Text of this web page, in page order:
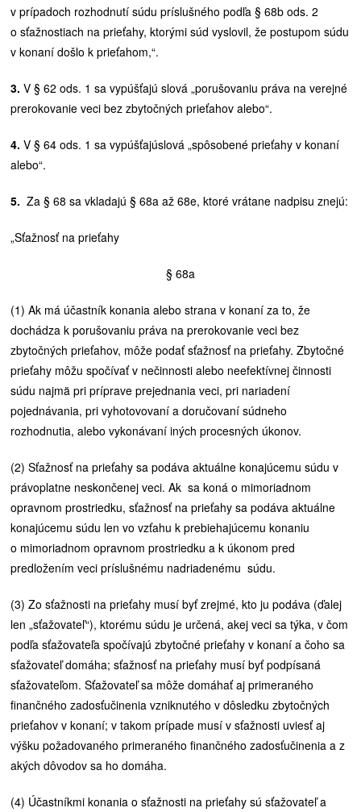
v prípadoch rozhodnutí súdu príslušného podľa § 68b ods. 2
o sťažnostiach na prieťahy, ktorými súd vyslovil, že postupom súdu
v konaní došlo k prieťahom,“.
3. V § 62 ods. 1 sa vypúšťajú slová „porušovaniu práva na verejné
prerokovanie veci bez zbytočných prieťahov alebo“.
4.V § 64 ods. 1 sa vypúšťajúslová „spôsobené prieťahy v konaní
alebo“.
5. Za § 68 sa vkladajú § 68a až 68e, ktoré vrátane nadpisu znejú:
„Sťažnosť na prieťahy
§ 68a
(1) Ak má účastník konania alebo strana v konaní za to, že
dochádza k porušovaniu práva na prerokovanie veci bez
zbytočných prieťahov, môže podať sťažnosť na prieťahy. Zbytočné
prieťahy môžu spočívať v nečinnosti alebo neefektívnej činnosti
súdu najmä pri príprave prejednania veci, pri nariadení
pojednávania, pri vyhotovovaní a doručovaní súdneho
rozhodnutia, alebo vykonávaní iných procesných úkonov.
(2) Sťažnosť na prieťahy sa podáva aktuálne konajúcemu súdu v
právoplatne neskončenej veci. Ak sa koná o mimoriadnom
opravnom prostriedku, sťažnosť na prieťahy sa podáva aktuálne
konajúcemu súdu len vo vzťahu k prebiehajúcemu konaniu
o mimoriadnom opravnom prostriedku a k úkonom pred
predložením veci príslušnému nadriadenému súdu.
(3) Zo sťažnosti na prieťahy musí byť zrejmé, kto ju podáva (ďalej
len „sťažovateľ“), ktorému súdu je určená, akej veci sa týka, v čom
podľa sťažovateľa spočívajú zbytočné prieťahy v konaní a čoho sa
sťažovateľ domáha; sťažnosť na prieťahy musí byť podpísaná
sťažovateľom. Sťažovateľ sa môže domáhať aj primeraného
finančného zadosťučinenia vzniknutého v dôsledku zbytočných
prieťahov v konaní; v takom prípade musí v sťažnosti uviesť aj
výšku požadovaného primeraného finančného zadosťučinenia a z
akých dôvodov sa ho domáha.
(4) Účastníkmi konania o sťažnosti na prieťahy sú sťažovateľ a